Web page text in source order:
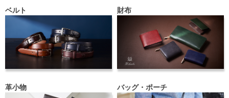
ベルト 財布
革小物 バッグ・ポーチ